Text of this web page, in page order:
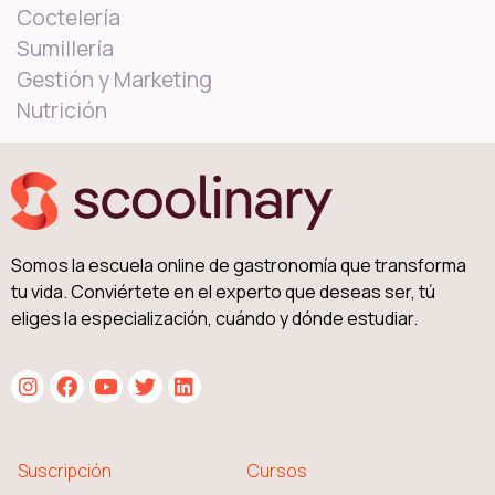
Coctelería
Sumillería
Gestión y Marketing
Nutrición
Somos la escuela online de gastronomía que transforma
tu vida. Conviértete en el experto que deseas ser, tú
eliges la especialización, cuándo y dónde estudiar.
Suscripción Cursos